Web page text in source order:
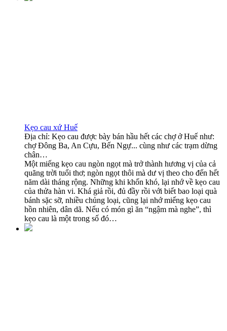
Kẹo cau xứ Huế
Địa chỉ: Kẹo cau được bày bán hầu hết các chợ ở Huế như:
chợ Đông Ba, An Cựu, Bến Ngự... cùng như các trạm dừng
chân…
Một miếng kẹo cau ngòn ngọt mà trở thành hương vị của cả
quãng trời tuổi thơ; ngòn ngọt thôi mà dư vị theo cho đến hết
năm dài tháng rộng. Những khi khốn khó, lại nhớ về kẹo cau
của thửa hàn vi. Khá giả rồi, đủ đầy rồi với biết bao loại quà
bánh sặc sỡ, nhiều chủng loại, cũng lại nhớ miếng kẹo cau
hồn nhiên, dân dã. Nếu có món gì ăn “ngậm mà nghe”, thì
kẹo cau là một trong số đó…